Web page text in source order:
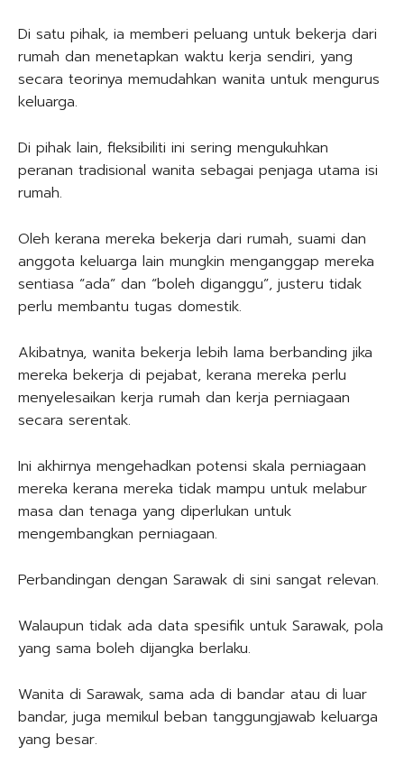
Di satu pihak, ia memberi peluang untuk bekerja dari
rumah dan menetapkan waktu kerja sendiri, yang
secara teorinya memudahkan wanita untuk mengurus
keluarga.
Di pihak lain, fleksibiliti ini sering mengukuhkan
peranan tradisional wanita sebagai penjaga utama isi
rumah.
Oleh kerana mereka bekerja dari rumah, suami dan
anggota keluarga lain mungkin menganggap mereka
sentiasa “ada” dan “boleh diganggu”, justeru tidak
perlu membantu tugas domestik.
Akibatnya, wanita bekerja lebih lama berbanding jika
mereka bekerja di pejabat, kerana mereka perlu
menyelesaikan kerja rumah dan kerja perniagaan
secara serentak.
Ini akhirnya mengehadkan potensi skala perniagaan
mereka kerana mereka tidak mampu untuk melabur
masa dan tenaga yang diperlukan untuk
mengembangkan perniagaan.
Perbandingan dengan Sarawak di sini sangat relevan.
Walaupun tidak ada data spesifik untuk Sarawak, pola
yang sama boleh dijangka berlaku.
Wanita di Sarawak, sama ada di bandar atau di luar
bandar, juga memikul beban tanggungjawab keluarga
yang besar.